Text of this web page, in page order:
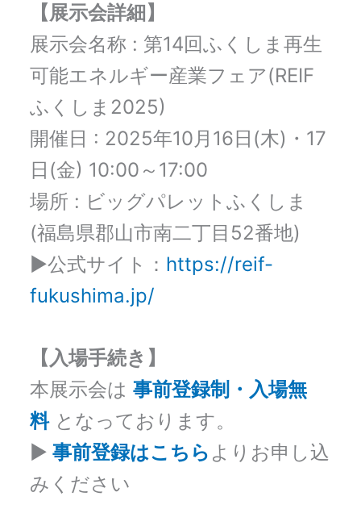
【展示会詳細】
展示会名称 : 第14回ふくしま再生
可能エネルギー産業フェア(REIF
ふくしま2025)
開催日 : 2025年10月16日(木)・17
日(金) 10:00～17:00
場所 : ビッグパレットふくしま
(福島県郡山市南二丁目52番地)
▶公式サイト： https://reif-
fukushima.jp/
【入場手続き】
本展示会は 事前登録制・入場無
料となっております。
▶ 事前登録はこちら よりお申し込
みください